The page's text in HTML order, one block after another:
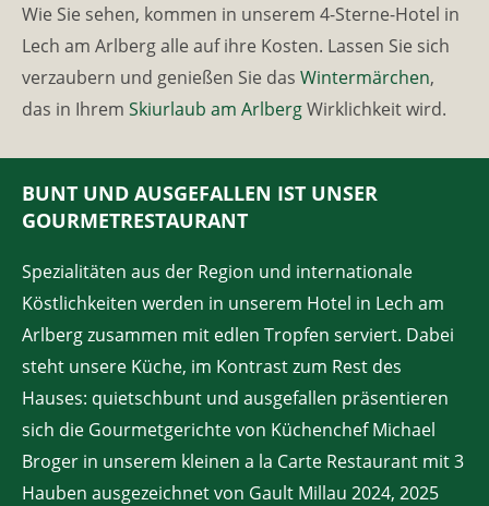
Wie Sie sehen, kommen in unserem 4-Sterne-Hotel in
Lech am Arlberg alle auf ihre Kosten. Lassen Sie sich
verzaubern und genießen Sie das Wintermärchen,
das in Ihrem Skiurlaub am ArlbergWirklichkeit wird.
BUNT UND AUSGEFALLEN IST UNSER
GOURMETRESTAURANT
Spezialitäten aus der Region und internationale
Köstlichkeiten werden in unserem Hotel in Lech am
Arlberg zusammen mit edlen Tropfen serviert. Dabei
steht unsere Küche, im Kontrast zum Rest des
Hauses: quietschbunt und ausgefallen präsentieren
sich die Gourmetgerichte von Küchenchef Michael
Broger in unserem kleinen a la Carte Restaurant mit 3
Hauben ausgezeichnet von Gault Millau 2024, 2025